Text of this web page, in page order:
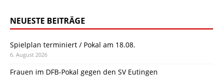
NEUESTE BEITRÄGE
Spielplan terminiert / Pokal am 18.08.
6. August 2026
Frauen im DFB-Pokal gegen den SV Eutingen